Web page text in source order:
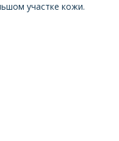
участке кожи.